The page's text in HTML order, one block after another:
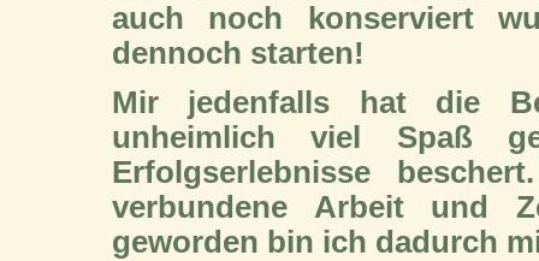
auch noch konserviert
dennoch starten!
Mir jedenfalls hat die
unheimlich viel Spaß
Erfolgserlebnisse
verbundene Arbeit und
geworden bin ich dadurch